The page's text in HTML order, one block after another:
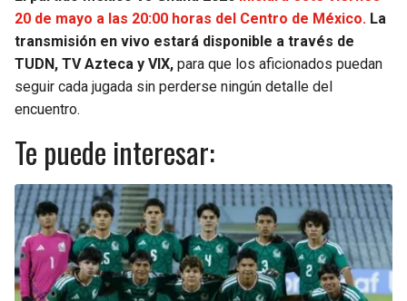
20 de mayo a las 20:00 horas del Centro de México. La
transmisión en vivo estará disponible a través de
TUDN, TV Azteca y VIX, para que los aficionados puedan
seguir cada jugada sin perderse ningún detalle del
encuentro.
Te puede interesar: